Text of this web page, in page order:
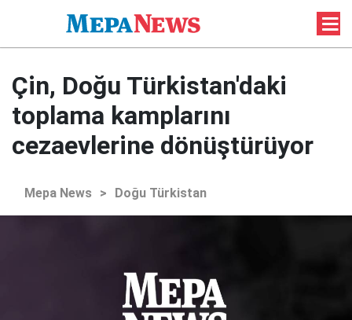
Çin, Doğu Türkistan'daki
toplama kamplarını
cezaevlerine dönüştürüyor
Mepa News > Doğu Türkistan